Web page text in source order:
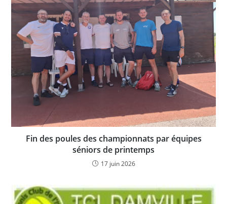
Fin des poules des championnats par équipes
séniors de printemps
17 juin 2026